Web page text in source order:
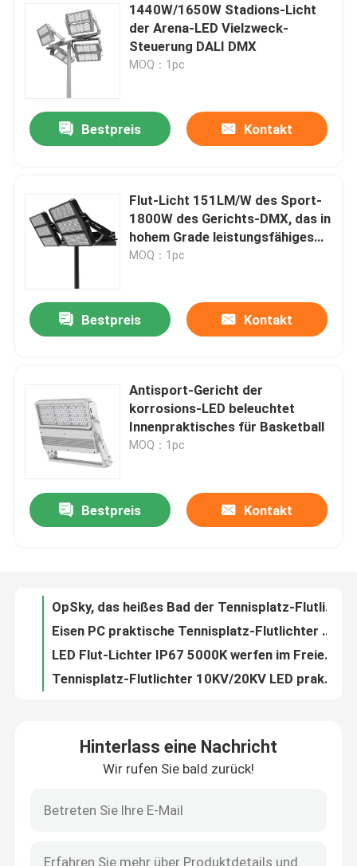
Heim
Produkte
Videos
Fabrik-Ausflug
Qualitätskontrolle
LED-Sport-Gerichts-Lichter
LED-STADIONS-LICHT
Flut-Licht LED im Freien
1440W/1650W Stadions-Licht
der Arena-LED Vielzweck-
Steuerung DALI DMX
MOQ：1pc
Bestpreis Kontakt
Flut-Licht 151LM/W des Sport-
1800W des Gerichts-DMX, das in
hohem Grade leistungsfähiges
verdunkelt
MOQ：1pc
Bestpreis Kontakt
Antisport-Gericht der
korrosions-LED beleuchtet
Innenpraktisches für Basketball
MOQ：1pc
Bestpreis Kontakt
OpSky, das heißes Bad der Tennisplatz-Flutlicht-200W-300W verdunkelt, galvanisierte Eisen
25W-180W 150lm/W LED allgemeine Beleuchtung mit Fotozellen-Bewegungs-Sensor
Praktischer stabiler hoher Mast LED beleuchtet 3000K 4000K 5000K 5700K CCT
Hoher Mast 10KV/20KV LED beleuchtet Multifunktionsaluminiummaterial
Stabiler hoher Mast LED 5000K 5700K, der wasserdichten Wechselstrom 100-227V beleuchtet
Hinterlass eine Nachricht
Wir rufen Sie bald zurück!